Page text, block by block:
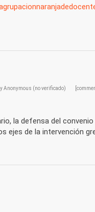
Anonymous (no verificado)
la defensa del
ejes de la intervención